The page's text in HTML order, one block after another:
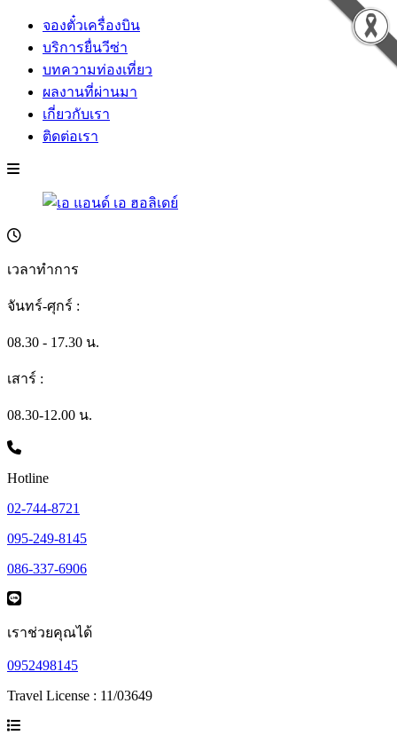
จองตั๋วเครื่องบิน
บริการยื่นวีซ่า
บทความท่องเที่ยว
ผลงานที่ผ่านมา
เกี่ยวกับเรา
ติดต่อเรา
เวลาทำการ
จันทร์-ศุกร์ :
08.30 - 17.30 น.
เสาร์ :
08.30-12.00 น.
Hotline
02-744-8721
095-249-8145
086-337-6906
เราช่วยคุณได้
0952498145
Travel License : 11/03649